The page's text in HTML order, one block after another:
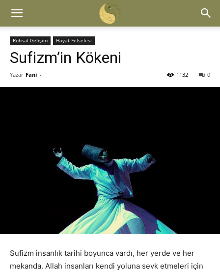
Ruhsal Gelişim Hayat Felsefesi
Sufizm’in Kökeni
Yazar Fani - 0
1132
Sufizm insanlık tarihi boyunca vardı, her yerde ve her
mekanda. Allah insanları kendi yoluna sevk etmeleri için